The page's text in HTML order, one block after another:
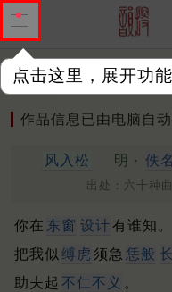
点击这里，展开功
作品 标注四声 出处
作品信息已由电脑自
风入松 明 · 佚名
出处：六十种
你在 东窗 设计有谁知。
把我似 缚虎 须急 恁般
助夫起 不仁不义 。